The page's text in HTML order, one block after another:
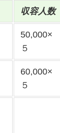
収容人数
50,000×
５
60,000×
５